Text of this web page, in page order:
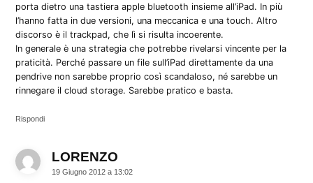
porta dietro una tastiera apple bluetooth insieme all’iPad. In più
l’hanno fatta in due versioni, una meccanica e una touch. Altro
discorso è il trackpad, che lì si risulta incoerente.
In generale è una strategia che potrebbe rivelarsi vincente per la
praticità. Perché passare un file sull’iPad direttamente da una
pendrive non sarebbe proprio così scandaloso, né sarebbe un
rinnegare il cloud storage. Sarebbe pratico e basta.
Rispondi
LORENZO
19 Giugno 2012 a 13:02